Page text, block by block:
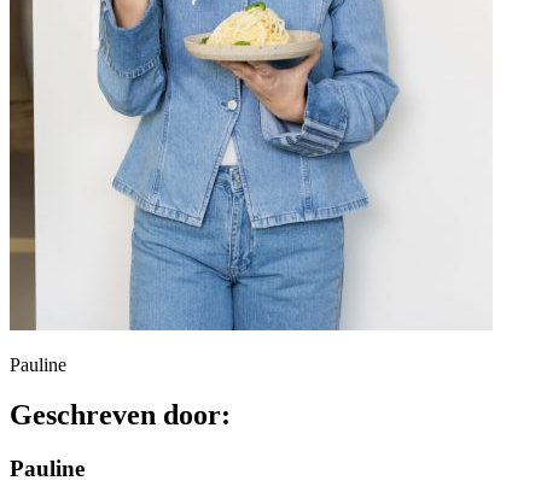
Pauline
Geschreven door:
Pauline